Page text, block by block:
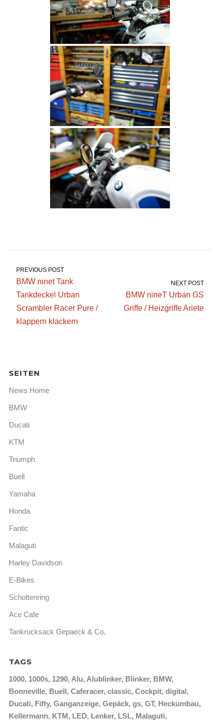
PREVIOUS POST
BMW ninet Tank
Tankdeckel Urban
Scrambler Racer Pure /
klappern klackern
NEXT POST
BMW nineT Urban GS
Griffe / Heizgriffe Ariete
SEITEN
News Home
BMW
Ducati
KTM
Triumph
Buell
Yamaha
Honda
Fantic
Malaguti
Harley Davidson
E-Bikes
Schottenring
Ace Cafe
Tankrucksack Gepaeck & Co.
TAGS
1000 1000s 1290 Alu Alublinker Blinker
BMW
Bonneville
Buell Caferacer classic Cockpit digital
Ducati
Fifty Ganganzeige Gepäck gs GT
Heckumbau
Kellermann
KTM LED Lenker LSL
Malaguti